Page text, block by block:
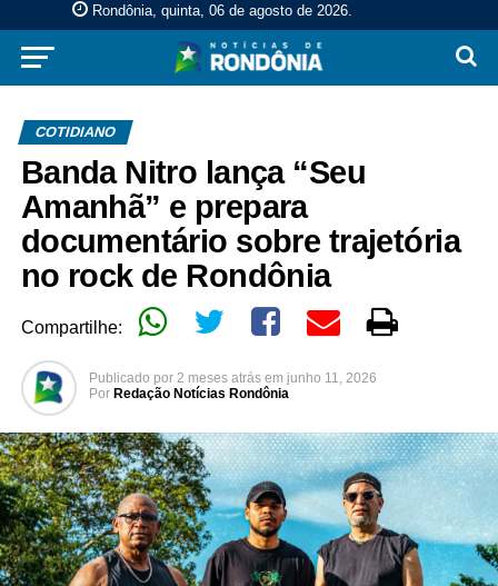
Rondônia, quinta, 06 de agosto de 2026.
COTIDIANO
Banda Nitro lança “Seu
Amanhã” e prepara
documentário sobre trajetória
no rock de Rondônia
Compartilhe:
Publicado por 2 meses atrás em junho 11, 2026
Por Redação Notícias Rondônia